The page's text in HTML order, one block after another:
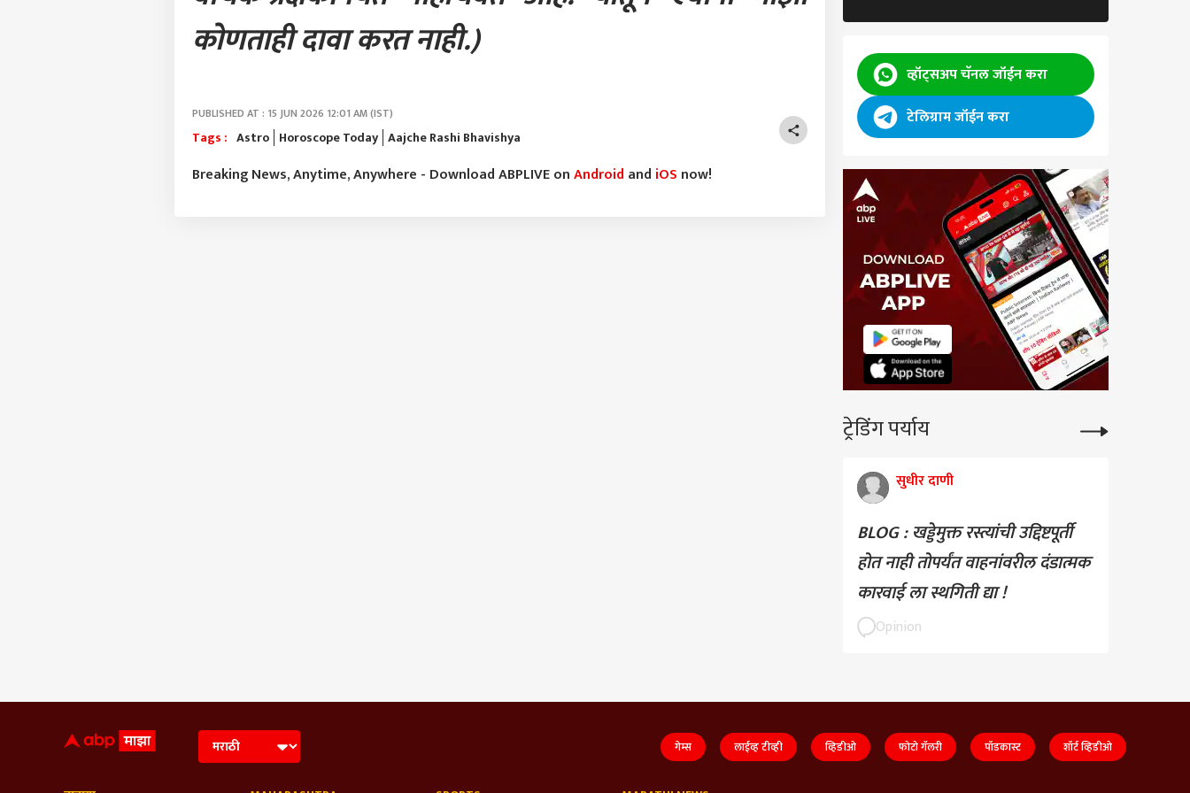
कोणताही दावा करत नाही.)
PUBLISHED AT : 15 JUN 2026 12:01 AM (IST)
Tags : Astro Horoscope Today Aajche Rashi Bhavishya
Breaking News, Anytime, Anywhere - Download ABPLIVE onAndroid and iOS now!
व्हॉट्सअप चॅनल जॉईन करा
टेलिग्राम जॉईन करा
ट्रेडिंग पर्याय
सुधीर दाणी
BLOG : खड्डेमुक्त रस्त्यांची उद्दिष्टपूर्ती
होत नाही तोपर्यंत वाहनांवरील दंडात्मक
कारवाई ला स्थगिती द्या !
Opinion
गेम्स लाईव्ह टीव्ही व्हिडीओ फोटो गॅलरी पॉडकास्ट शॉर्ट व्हिडीओ